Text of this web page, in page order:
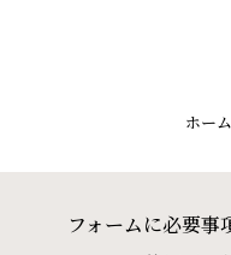
ホーム
フォームに必要事